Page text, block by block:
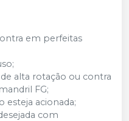
em perfeitas
alta rotação ou contra
FG;
esteja acionada;
com